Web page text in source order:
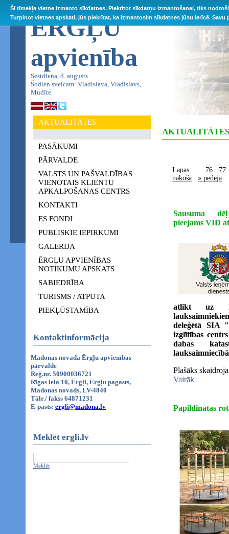
Šī tīmekļa vietne izmanto sīkdatnes. Piekrītot sīkdatņu izmantošanai, tiks
Turpinot vietnes apskati, jūs piekrītat, ka izmantosim sīkdatnes jūsu ierīcē.
ĒRGĻU
apvienība
Sestdiena, 8. augusts
Šodien sveicam: Vladislava, Vladislavs,
Mudīte
AKTUALITĀTES
PASĀKUMI
PĀRVALDE
VALSTS UN PAŠVALDĪBAS
VIENOTAIS KLIENTU
APKALPOŠANAS CENTRS
KONTAKTI
ES FONDI
PUBLISKIE IEPIRKUMI
GALERIJA
ĒRGĻU APVIENĪBAS
NOTIKUMU APSKATS
SABIEDRĪBA
TŪRISMS / ATPŪTA
PIEKĻŪSTAMĪBA
Kontaktinformācija
Madonas novada Ērgļu apvienības
pārvalde
Reģ.nr. 50900036721
Rīgas iela 10, Ērgļi, Ērgļu pagasts,
Madonas novads, LV-4840
Tālr./ fakss 64871231
E-pasts: ergli@madona.lv
Meklēt ergli.lv
Meklēt
AKTUALITĀTES
Lapas: 76
77
nākošā
» pēdējā
Sausuma
pieejams VID
atlikt uz
deleģētā SIA
izglītības
dabas
Plašāks
Vairāk
Papildinātas